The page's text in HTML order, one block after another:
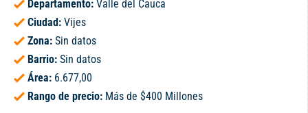
Departamento: Valle del Cauca
Ciudad: Vijes
Zona: Sin datos
Barrio: Sin datos
Área: 6.677,00
Rango de precio: Más de $400 Millones